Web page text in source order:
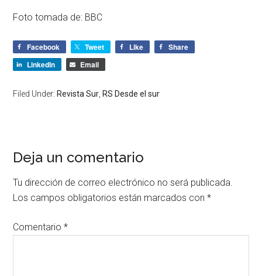
Foto tomada de: BBC
Facebook Tweet Like
Share
LinkedIn
Email
Filed Under: Revista Sur RS Desde el sur
Deja un comentario
Tu dirección de correo electrónico no será publicada.
Los campos obligatorios están marcados con*
Comentario*